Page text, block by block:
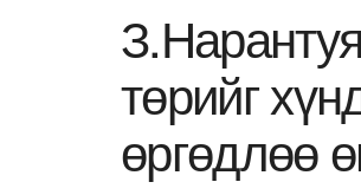
төрийг
өргөдлөө